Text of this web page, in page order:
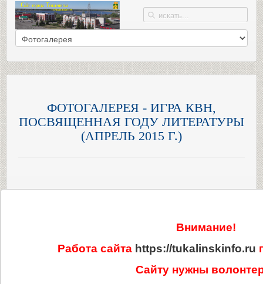
ФОТОГАЛЕРЕЯ - ИГРА КВН,
ПОСВЯЩЕННАЯ ГОДУ ЛИТЕРАТУРЫ
(АПРЕЛЬ 2015 Г.)
Внимание!
Работа сайта https://tukalinskinfo.ru
Сайту нужны